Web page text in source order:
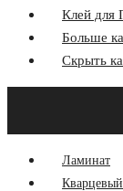
Клей для
Больше
Скрыть
Ламинат